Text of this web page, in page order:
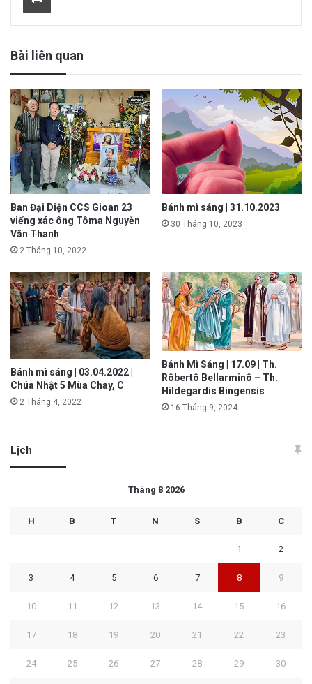
Bài liên quan
Ban Đại Diện CCS Gioan 23
viếng xác ông Tôma Nguyễn
Văn Thanh
2 Tháng 10, 2022
Bánh mì sáng | 31.10.2023
30 Tháng 10, 2023
Bánh mì sáng | 03.04.2022 |
Chúa Nhật 5 Mùa Chay, C
2 Tháng 4, 2022
Bánh Mì Sáng | 17.09 | Th.
Rôbertô Bellarminô – Th.
Hildegardis Bingensis
16 Tháng 9, 2024
Lịch
Tháng 8 2026
H B T N S B C
1 2
3 4 5 6 7 8 9
10 11 12 13 14 15 16
17 18 19 20 21 22 23
24 25 26 27 28 29 30